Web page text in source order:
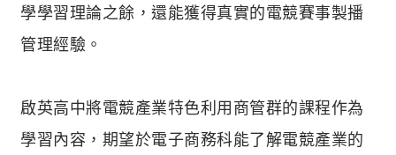
學學習理論之餘，還能獲得真實的電競賽事製播
管理經驗。
啟英高中將電競產業特色利用商管群的課程作為
學習內容，期望於電子商務科能了解電競產業的